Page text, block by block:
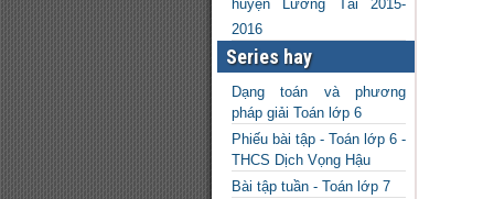
huyện Lương Tài 2015-
2016
Series hay
Dạng toán và phương
pháp giải Toán lớp 6
Phiếu bài tập - Toán lớp 6 -
THCS Dịch Vọng Hậu
Bài tập tuần - Toán lớp 7